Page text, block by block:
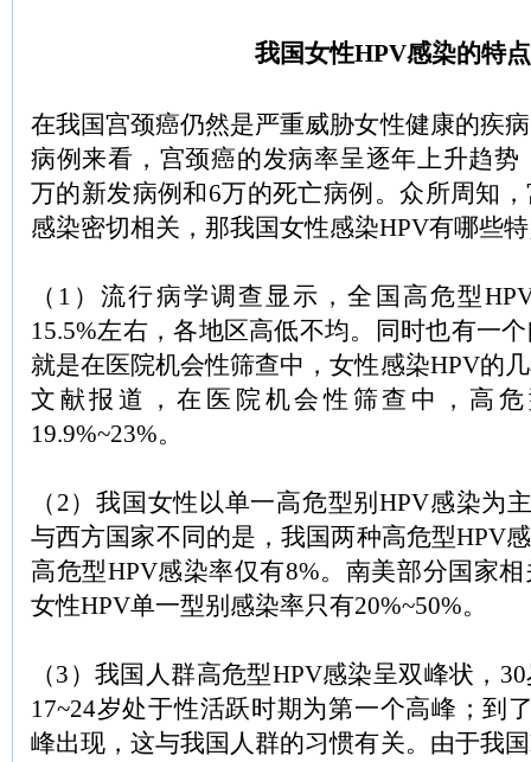
我国女性HPV感染的特点
在我国宫颈癌仍然是严重威胁女性健康的疾
病例来看，宫颈癌的发病率呈逐年上升趋势
万的新发病例和6万的死亡病例。众所周知
感染密切相关，那我国女性感染HPV有哪些
（1）流行病学调查显示，全国高危型
15.5%左右，各地区高低不均。同时也有一
就是在医院机会性筛查中，女性感染HPV的
文献报道，在医院机会性筛查中，高
19.9%~23%。
（2）我国女性以单一高危型别HPV感染为
与西方国家不同的是，我国两种高危型HPV
高危型HPV感染率仅有8%。南美部分国家
女性HPV单一型别感染率只有20%~50%。
（3）我国人群高危型HPV感染呈双峰状，
17~24岁处于性活跃时期为第一个高峰；到
峰出现，这与我国人群的习惯有关。由于我